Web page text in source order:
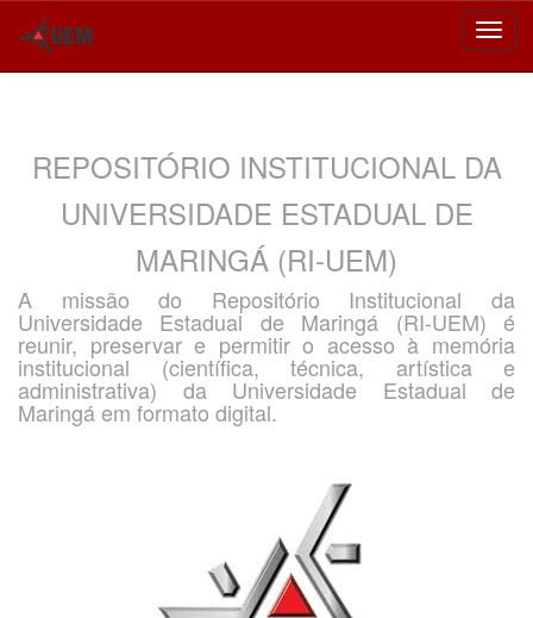
REPOSITÓRIO INSTITUCIONAL DA
UNIVERSIDADE ESTADUAL DE
MARINGÁ (RI-UEM)
A missão do Repositório Institucional da
Universidade Estadual de Maringá (RI-UEM) é
reunir, preservar e permitir o acesso à memória
institucional (científica, técnica, artística e
administrativa) da Universidade Estadual de
Maringá em formato digital.